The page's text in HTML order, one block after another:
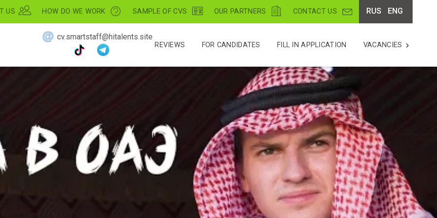
RUS ENG
US HOW DO WE WORK SAMPLE OF CVS OUR PARTNERS CONTACT US
cv.smartstaff@hitalents.site
REVIEWS FOR CANDIDATES FILL IN APPLICATION VACANCIES